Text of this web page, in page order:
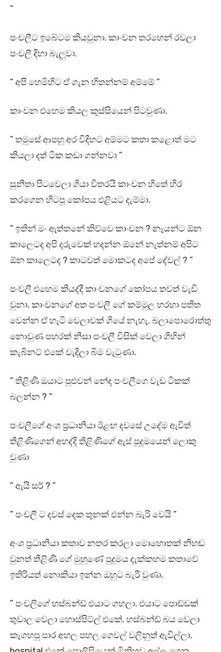
”
පංචලීට ඉබේටම කියවුනා. කාංචන තරහෙන් රවලා
පංචලී දිහා බැලුවා.
” අපි හෙමිහිට ඒ ගැන හිතන්නම් අම්මේ ”
කාංචන එහෙම කියල කුස්සියෙන් පිටවුණා.
” තමුසේ ආපහු අර විදිහට අම්මට කතා කළොත් මට
කියලා දත් ටික කඩා ගන්නවා ”
සුනීතා පිටවෙලා ගියා විතරයි කාංචන හිතේ හිර
කරගෙන හිටපු කෝපය එළියට දැම්මා.
” ඉතින් මං ඇත්තනේ කිව්වෙ කාංචන ? නෑයන්ට ඕන
කාලෙටද අපි දරුවෙක් හදන්න ඕනේ නැත්නම් අපිට
ඕන කාලෙටද ? කාටවත් මොකටද අපේ දේවල් ? ”
පංචලී එහෙම කියද්දී කාංචනගේ කෝපය තවත් වැඩි
වුනා. කාංචනගේ අත පංචලී ගේ කම්මුල හරහා පතිත
වෙන්න ඒ හැටි වෙලාවක් ගියේ නැහැ. බලාපොරොත්තු
නොවුණ පහරක් නිසා පංචලී විසික් වෙලා ගිහින්
කැබිනට් එකේ වැදිලා බිම වැටුණා.
” තිළිණි ඔයාට පුළුවන් නේද පංචලීගෙ වැඩ ටිකක්
බලන්න ? “
පංචලීගේ අංශ ප්‍රධානියා ඊළඟ දවසේ උදේම ඇවිත්
තිළිණිගෙන් අහද්දි තිළිණිගේ ඇස් පුදුමයෙන් ලොකු
වුණා
” ඇයි සර් ? ”
” පංචලී ට දවස් දෙක තුනක් එන්න බැරි වෙයි ”
අංශ ප්‍රධානියා කතාව නතර කරලා මොහොතක් නිහඬ
වුනත් තිළිණි ගේ මුහුණේ පුදුමය දැක්කහම කතාවේ
ඉතිරියත් නොකියා ඉන්න ඔහුට බැරි වුණා.
” පංචලිගේ හස්බන්ඩ් එයාට ගහලා. එයාට පොඩ්ඩක්
තුවාල වෙලා හොස්පිට්ල් එකේ. හස්බන්ඩ් බය වෙලා
කෑගහපු පාර අහල පහල ගෙවල් වලිනුත් ඇවිල්ලා.